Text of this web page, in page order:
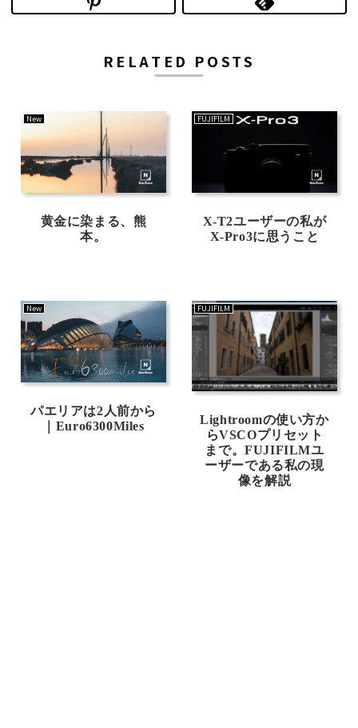
RELATED POSTS
New
黄金に染まる、熊
本。
FUJIFILM
X-T2ユーザーの私が
X-Pro3に思うこと
New
パエリアは2人前から
｜Euro6300Miles
FUJIFILM
Lightroomの使い方か
らVSCOプリセット
まで。FUJIFILMユ
ーザーである私の現
像を解説